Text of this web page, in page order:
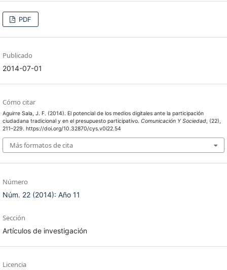
PDF
Publicado
2014-07-01
Cómo citar
Aguirre Sala, J. F. (2014). El potencial de los medios digitales ante la participación
ciudadana tradicional y en el presupuesto participativo. Comunicación Y Sociedad, (22),
211–229. https://doi.org/10.32870/cys.v0i22.54
Más formatos de cita
Número
Núm. 22 (2014): Año 11
Sección
Artículos de investigación
Licencia